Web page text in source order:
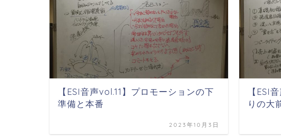
【ESI音声vol.11】プロモーションの下
準備と本番
2023年10月3日
【ESI
りの大